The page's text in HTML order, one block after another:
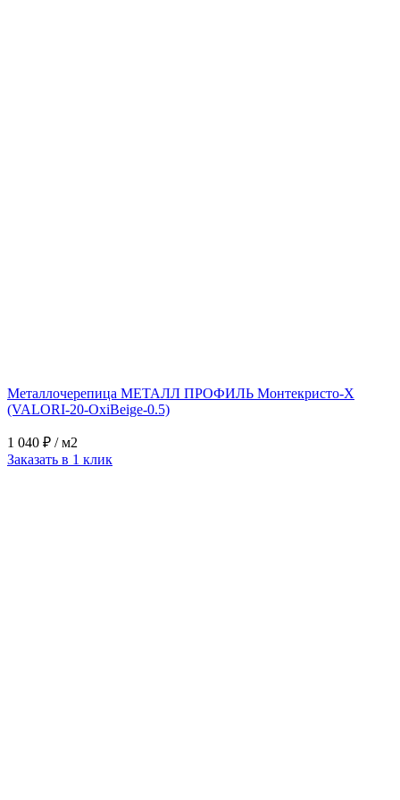
Металлочерепица МЕТАЛЛ ПРОФИЛЬ Монтекристо-X
(VALORI-20-OxiBеige-0.5)
1 040 ₽ / м2
Заказать в 1 клик